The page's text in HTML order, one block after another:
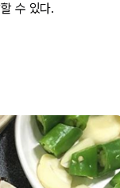
수 있다.